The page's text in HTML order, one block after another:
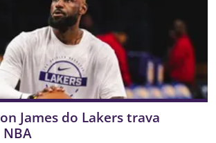
James do Lakers trava